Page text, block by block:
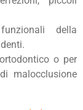
della
o per
malocclusione